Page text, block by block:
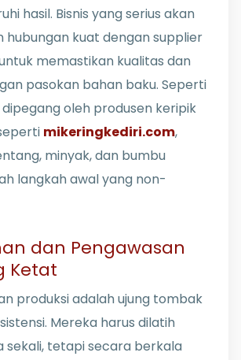
hasil. Bisnis yang serius akan
hubungan kuat dengan supplier
memastikan kualitas dan
pasokan bahan baku. Seperti
oleh produsen keripik
mikeringkediri.com,
minyak, dan bumbu
langkah awal yang non-
dan Pengawasan
Ketat
produksi adalah ujung tombak
Mereka harus dilatih
sekali, tetapi secara berkala